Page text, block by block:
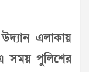
এলাকায়
সময় পুলিশের